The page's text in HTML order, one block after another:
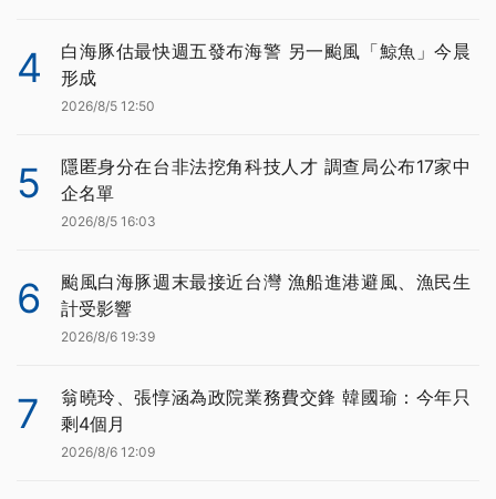
4
白海豚估最快週五發布海警 另一颱風「鯨魚」今晨
形成
2026/8/5 12:50
5
隱匿身分在台非法挖角科技人才 調查局公布17家中
企名單
2026/8/5 16:03
6
颱風白海豚週末最接近台灣 漁船進港避風、漁民生
計受影響
2026/8/6 19:39
7
翁曉玲、張惇涵為政院業務費交鋒 韓國瑜：今年只
剩4個月
2026/8/6 12:09